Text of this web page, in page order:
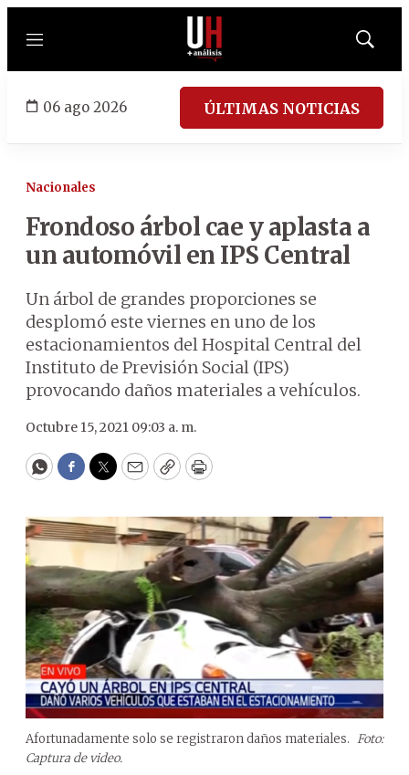
Menú
Mostrar
06 ago 2026 ÚLTIMAS NOTICIAS
Nacionales
Frondoso árbol cae y aplasta a
un automóvil en IPS Central
Un árbol de grandes proporciones se
desplomó este viernes en uno de los
estacionamientos del Hospital Central del
Instituto de Previsión Social (IPS)
provocando daños materiales a vehículos.
Octubre 15, 2021 09:03 a. m.
WhatsApp
Facebook
Twitter
EmailCopyPrint
Afortunadamente solo se registraron daños materiales. Foto:
Captura de video.